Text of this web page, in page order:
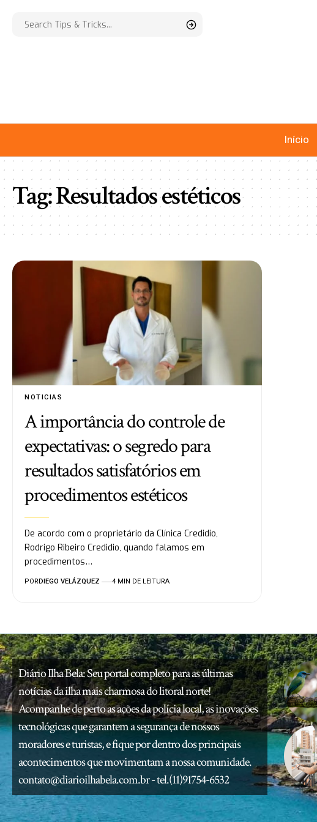
Início
Tag:Resultados estéticos
NOTICIAS
A importância do controle de
expectativas: o segredo para
resultados satisfatórios em
procedimentos estéticos
De acordo com o proprietário da Clínica Credidio,
Rodrigo Ribeiro Credidio, quando falamos em
procedimentos…
PORDIEGO VELÁZQUEZ 4 MIN DE LEITURA
Diário Ilha Bela: Seu portal completo para as últimas
notícias da ilha mais charmosa do litoral norte!
Acompanhe de perto as ações da polícia local, as inovações
tecnológicas que garantem a segurança de nossos
moradores e turistas, e fique por dentro dos principais
acontecimentos que movimentam a nossa comunidade.
contato@diarioilhabela.com.br- tel.(11)91754-6532